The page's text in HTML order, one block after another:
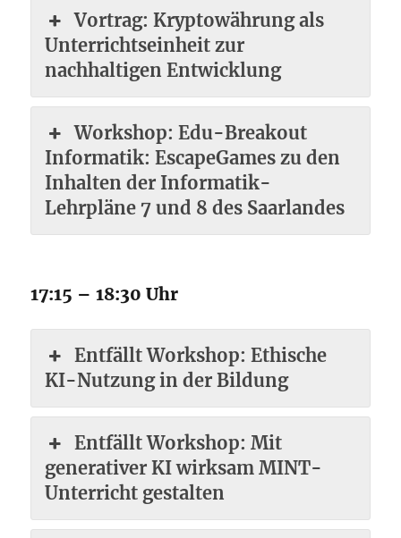
Vortrag: Kryptowährung als
Unterrichtseinheit zur
nachhaltigen Entwicklung
Workshop: Edu-Breakout
Informatik: EscapeGames zu den
Inhalten der Informatik-
Lehrpläne 7 und 8 des Saarlandes
17:15 – 18:30 Uhr
Entfällt Workshop: Ethische
KI-Nutzung in der Bildung
Entfällt Workshop: Mit
generativer KI wirksam MINT-
Unterricht gestalten